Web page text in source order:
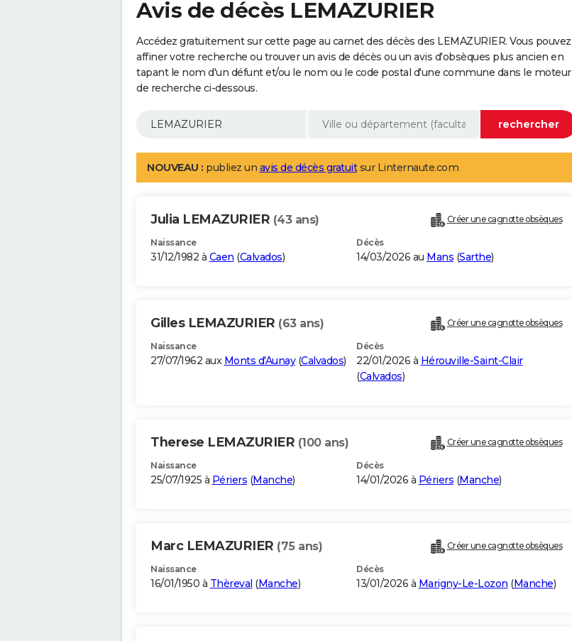
Avis de décès LEMAZURIER
Accédez gratuitement sur cette page au carnet des décès des LEMAZURIER. Vous pouvez
affiner votre recherche ou trouver un avis de décès ou un avis d'obsèques plus ancien en
tapant le nom d'un défunt et/ou le nom ou le code postal d'une commune dans le moteur
de recherche ci-dessous.
NOUVEAU : publiez un avis de décès gratuitsur Linternaute.com
Julia LEMAZURIER (43 ans) Créer une cagnotte obsèques
Naissance
31/12/1982 à Caen (Calvados)
Décès
14/03/2026 au Mans (Sarthe)
Gilles LEMAZURIER (63 ans) Créer une cagnotte obsèques
Naissance
27/07/1962 aux Monts d'Aunay(Calvados)
Décès
22/01/2026 à Hérouville-Saint-Clair
(Calvados)
Therese LEMAZURIER (100 ans) Créer une cagnotte obsèques
Naissance
25/07/1925 à Périers (Manche)
Décès
14/01/2026 à Périers (Manche)
Marc LEMAZURIER (75 ans) Créer une cagnotte obsèques
Naissance
16/01/1950 à Thèreval (Manche)
Décès
13/01/2026 à Marigny-Le-Lozon (Manche)